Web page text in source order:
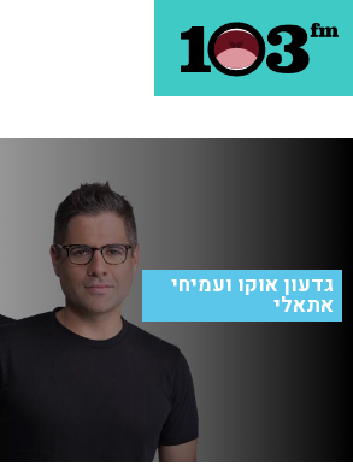
גדעון אוקו ועמיחי
אתאלי